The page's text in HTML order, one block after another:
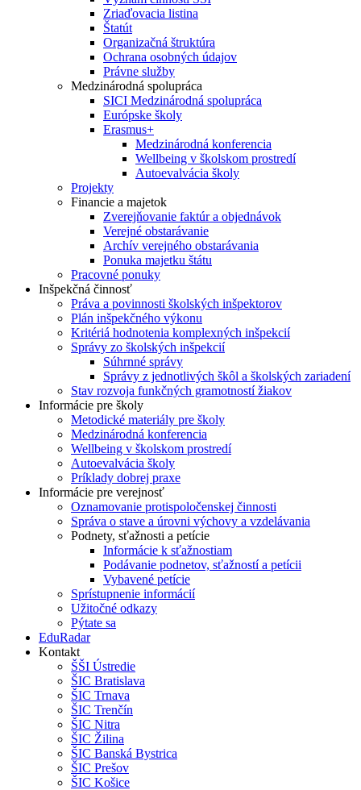
Zriaďovacia listina
Štatút
Organizačná štruktúra
Ochrana osobných údajov
Právne služby
Medzinárodná spolupráca
SICI Medzinárodná spolupráca
Európske školy
Erasmus+
Medzinárodná konferencia
Wellbeing v školskom prostredí
Autoevalvácia školy
Projekty
Financie a majetok
Zverejňovanie faktúr a objednávok
Verejné obstarávanie
Archív verejného obstarávania
Ponuka majetku štátu
Pracovné ponuky
Inšpekčná činnosť
Práva a povinnosti školských inšpektorov
Plán inšpekčného výkonu
Kritériá hodnotenia komplexných inšpekcií
Správy zo školských inšpekcií
Súhrnné správy
Správy z jednotlivých škôl a školských zariadení
Stav rozvoja funkčných gramotností žiakov
Informácie pre školy
Metodické materiály pre školy
Medzinárodná konferencia
Wellbeing v školskom prostredí
Autoevalvácia školy
Príklady dobrej praxe
Informácie pre verejnosť
Oznamovanie protispoločenskej činnosti
Správa o stave a úrovni výchovy a vzdelávania
Podnety, sťažnosti a petície
Informácie k sťažnostiam
Podávanie podnetov, sťažností a petícii
Vybavené petície
Sprístupnenie informácií
Užitočné odkazy
Pýtate sa
EduRadar
Kontakt
ŠŠI Ústredie
ŠIC Bratislava
ŠIC Trnava
ŠIC Trenčín
ŠIC Nitra
ŠIC Žilina
ŠIC Banská Bystrica
ŠIC Prešov
ŠIC Košice